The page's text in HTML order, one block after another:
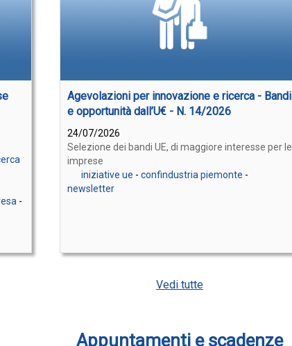
-
Agevolazioni per innovazione e ricerca - Bandi
e opportunità dall’U€ - N. 14/2026
24/07/2026
Selezione dei bandi UE, di maggiore interesse per le
imprese
iniziative ue -confindustria piemonte -
newsletter
Vedi tutte
Appuntamenti e scadenze